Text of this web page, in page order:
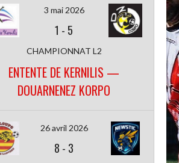
3 mai 2026
1 - 5
CHAMPIONNAT L2
ENTENTE DE KERNILIS —
DOUARNENEZ KORPO
26 avril 2026
8 - 3